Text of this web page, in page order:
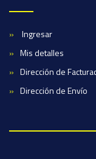
Ingresar
Mis detalles
Dirección de
Dirección de Envío